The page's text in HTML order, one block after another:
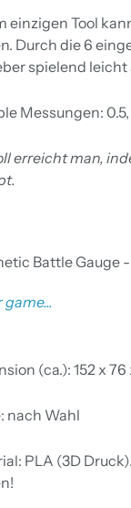
einzigen Tool
Durch die 6
spielend
Messungen: 0.5,
erreicht man,
Battle Gauge
game...
(ca.): 152 x 76
nach Wahl
PLA (3D